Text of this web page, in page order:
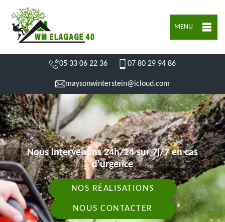
MENU
05 33 06 22 36 07 80 29 94 86
maysonwinterstein@icloud.com
Nous intervenons 24h/24 sur 7j/7 en cas
d'urgence
NOS RÉALISATIONS
NOUS CONTACTER